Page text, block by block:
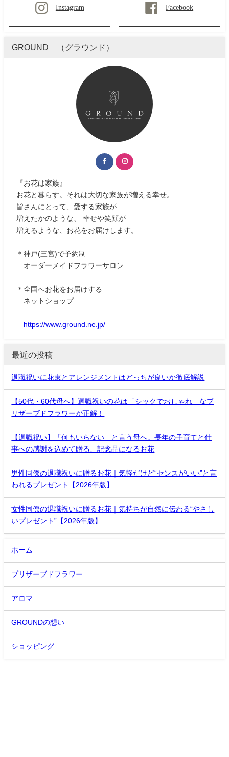
Instagram Facebook
GROUND （グラウンド）
『お花は家族』
お花と暮らす。それは大切な家族が増える幸せ。
皆さんにとって、愛する家族が
増えたかのような、 幸せや笑顔が
増えるような、お花をお届けします。
＊神戸(三宮)で予約制
オーダーメイドフラワーサロン
＊全国へお花をお届けする
ネットショップ
https://www.ground.ne.jp/
最近の投稿
退職祝いに花束とアレンジメントはどっちが良いか徹底解説
【50代・60代母へ】退職祝いの花は「シックでおしゃれ」なプ
リザーブドフラワーが正解！
【退職祝い】「何もいらない」と言う母へ。長年の子育てと仕
事への感謝を込めて贈る、記念品になるお花
男性同僚の退職祝いに贈るお花｜気軽だけど“センスがいい”と言
われるプレゼント【2026年版】
女性同僚の退職祝いに贈るお花｜気持ちが自然に伝わる“やさし
いプレゼント”【2026年版】
ホーム
プリザーブドフラワー
アロマ
GROUNDの想い
ショッピング